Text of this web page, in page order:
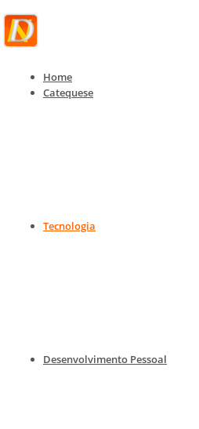
Home
Catequese
Tecnologia
Desenvolvimento Pessoal